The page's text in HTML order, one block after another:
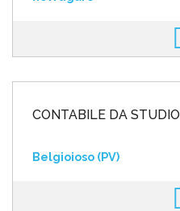
CONTABILE DA STUDIO
Belgioioso (PV)